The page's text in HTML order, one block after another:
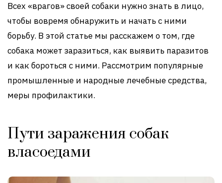
Всех «врагов» своей собаки нужно знать в лицо,
чтобы вовремя обнаружить и начать с ними
борьбу. В этой статье мы расскажем о том, где
собака может заразиться, как выявить паразитов
и как бороться с ними. Рассмотрим популярные
промышленные и народные лечебные средства,
меры профилактики.
Пути заражения собак
власоедами